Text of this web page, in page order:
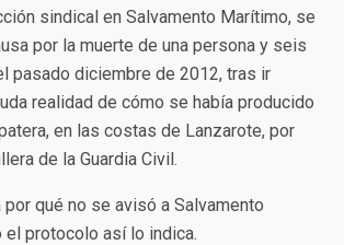
sindical en Salvamento Marítimo, se
por la muerte de una persona y seis
pasado diciembre de 2012, tras ir
realidad de cómo se había producido
en las costas de Lanzarote, por
de la Guardia Civil.
por qué no se avisó a Salvamento
el protocolo así lo indica.